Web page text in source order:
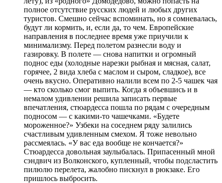
полное отсутствие русских людей и любых других
туристов. Смешно сейчас вспоминать, но я сомневалась,
будут ли кормить, и, если да, то чем. Европейские
направления в последнее время уже приучили к
минимализму. Перед полетом разнесли воду и
газировку. В полете — снова напитки и огромный
поднос еды (холодные нарезки рыбная и мясная, салат,
горячее, 2 вида хлеба с маслом и сыром, сладкое), все
очень вкусно. Оперативно налили всем по 2-5 чашек чая
— кто сколько смог выпить. Когда я объевшись и в
немалом удивлении решила записать первые
впечатления, стюардесса пошла по рядам с очередным
подносом — с какими-то чашечками. «Будете
мороженное?» Узбеки на соседнем ряду залились
счастливым удивленным смехом. Я тоже невольно
рассмеялась. «У вас еда вообще не кончается?»
Стюардесса довольная заулыбалась. Припасенный мной
сэндвич из Волконского, купленный, чтобы подсластить
пилюлю перелета, жалобно пискнул в рюкзаке. Его
пришлось выбросить.